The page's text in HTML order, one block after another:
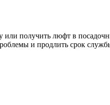
или получить люфт в
и продлить срок